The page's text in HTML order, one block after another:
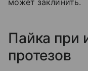
Пайка при
протезов